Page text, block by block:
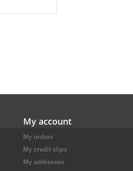
My account
My orders
My credit slips
My addresses